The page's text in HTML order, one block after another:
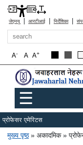
जेएनयू | आरटीआई | निर्देशिका |
खोज
A+
A
A-
Main menu
☰
प्रोफेसर एमेरिटस
पग चिन्ह
मुख्य पृष्ठ अकादमिक